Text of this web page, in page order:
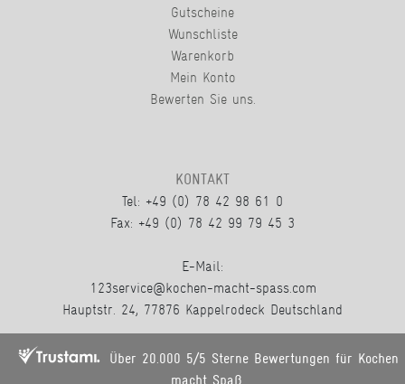
Gutscheine
Wunschliste
Warenkorb
Mein Konto
Bewerten Sie uns.
KONTAKT
Tel: +49 (0) 78 42 98 61 0
Fax: +49 (0) 78 42 99 79 45 3
E-Mail:
123service@kochen-macht-spass.com
Hauptstr. 24, 77876 Kappelrodeck Deutschland
Über 20.000 5/5 Sterne Bewertungen für Kochen
macht Spaß.